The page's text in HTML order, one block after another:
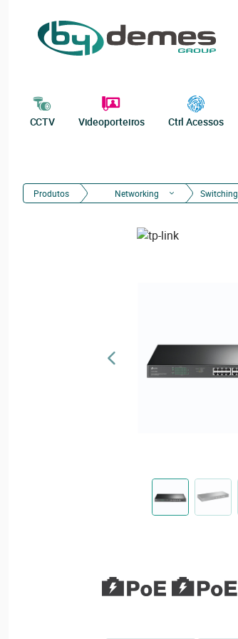
CCTV Videoporteiros Ctrl Acessos
Produtos Networking Switching